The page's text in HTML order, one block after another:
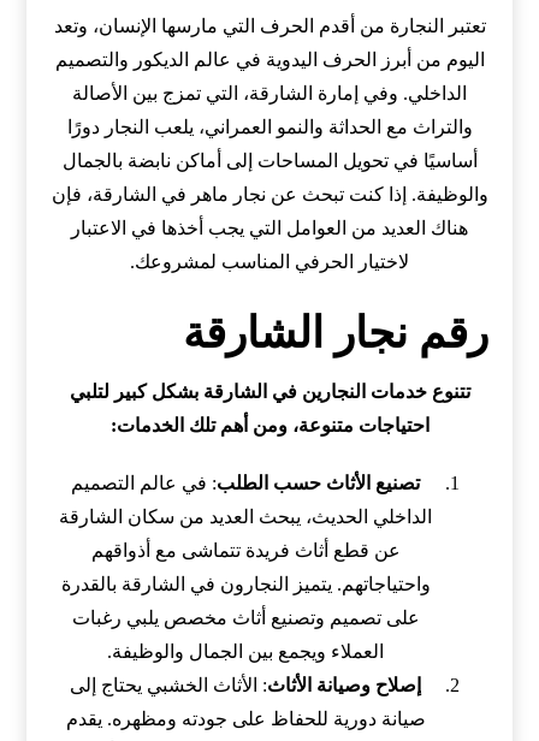
تعتبر النجارة من أقدم الحرف التي مارسها الإنسان، وتعد
اليوم من أبرز الحرف اليدوية في عالم الديكور والتصميم
الداخلي. وفي إمارة الشارقة، التي تمزج بين الأصالة
والتراث مع الحداثة والنمو العمراني، يلعب النجار دورًا
أساسيًا في تحويل المساحات إلى أماكن نابضة بالجمال
والوظيفة. إذا كنت تبحث عن نجار ماهر في الشارقة، فإن
هناك العديد من العوامل التي يجب أخذها في الاعتبار
لاختيار الحرفي المناسب لمشروعك.
رقم نجار الشارقة
تتنوع خدمات النجارين في الشارقة بشكل كبير لتلبي
احتياجات متنوعة، ومن أهم تلك الخدمات:
تصنيع الأثاث حسب الطلب: في عالم التصميم
الداخلي الحديث، يبحث العديد من سكان الشارقة
عن قطع أثاث فريدة تتماشى مع أذواقهم
واحتياجاتهم. يتميز النجارون في الشارقة بالقدرة
على تصميم وتصنيع أثاث مخصص يلبي رغبات
العملاء ويجمع بين الجمال والوظيفة.
إصلاح وصيانة الأثاث: الأثاث الخشبي يحتاج إلى
صيانة دورية للحفاظ على جودته ومظهره. يقدم